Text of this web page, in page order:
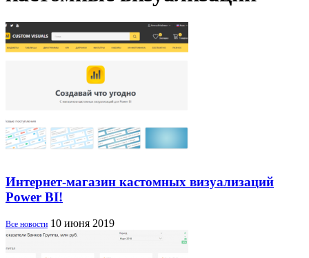
Интернет-магазин кастомных визуализаций
Power BI!
Все новости 10 июня 2019